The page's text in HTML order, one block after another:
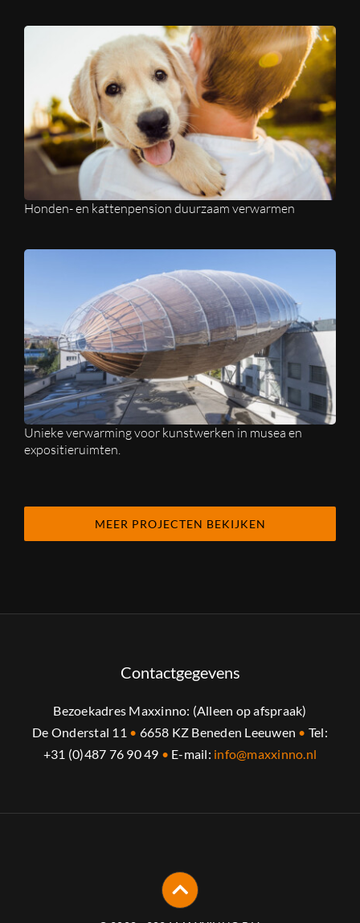
Honden- en kattenpension duurzaam verwarmen
Unieke verwarming voor kunstwerken in musea en
expositieruimten.
MEER PROJECTEN BEKIJKEN
Contactgegevens
Bezoekadres Maxxinno: (Alleen op afspraak)
De Onderstal 11 • 6658 KZ Beneden Leeuwen • Tel:
+31 (0)487 76 90 49 • E-mail: info@maxxinno.nl